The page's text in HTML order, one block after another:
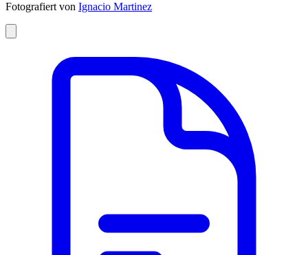
Fotografiert von Ignacio Martinez